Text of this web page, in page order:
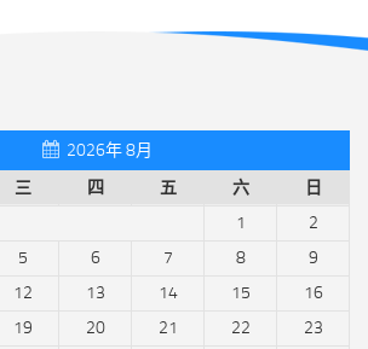
2026年 8月
三 四 五 六 日
1
2
5 6 7 8
9
12 13 14 15
16
19 20 21 22
23